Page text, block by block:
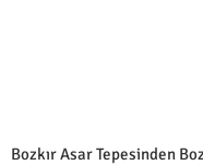
Bozkır Asar Tepesinden